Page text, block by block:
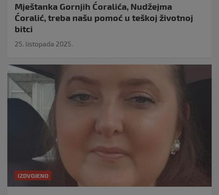
Mještanka Gornjih Ćoralića, Nudžejma
Ćoralić, treba našu pomoć u teškoj životnoj
bitci
25. listopada 2025.
IZDVOJENO